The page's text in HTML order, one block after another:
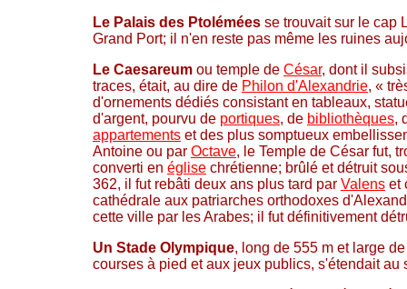
Le Palais des Ptolémées se trouvait sur le cap
Grand Port; il n'en reste pas même les ruines
Le Caesareum ou temple de César, dont il
traces, était, au dire de Philon d'Alexandrie, «
d'ornements dédiés consistant en tableaux,
d'argent, pourvu de portiques, de bibliothèques,
appartements et des plus somptueux
Antoine ou par Octave, le Temple de César fut,
converti en église chrétienne; brûlé et détruit
362, il fut rebâti deux ans plus tard par Valens et
cathédrale aux patriarches orthodoxes
cette ville par les Arabes; il fut définitivement
Un Stade Olympique, long de 555 m et large
courses à pied et aux jeux publics, s'étendait au